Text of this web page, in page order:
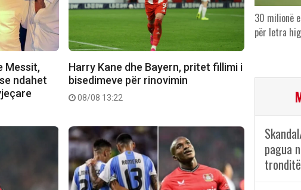
Messit,
ndahet
Harry Kane dhe Bayern, pritet fillimi i
bisedimeve për rinovimin
08/08 13:22
30 milionë
për letra
pagua